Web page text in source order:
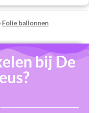
Folie ballonnen
bij De